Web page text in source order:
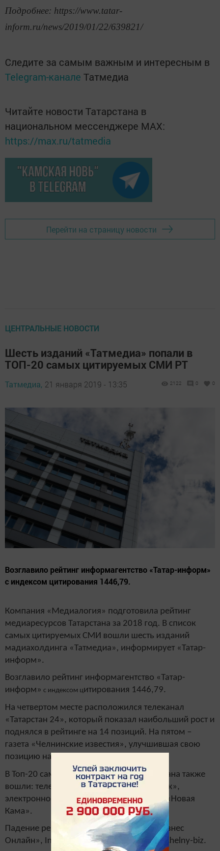
Подробнее: https://www.tatar-
inform.ru/news/2019/01/22/639821/
Следите за самым важным и интересным в
Telegram-канале Татмедиа
Читайте новости Татарстана в
национальном мессенджере MАХ:
https://max.ru/tatmedia
Перейти на страницу новости
ЦЕНТРАЛЬНЫЕ НОВОСТИ
Шесть изданий «Татмедиа» попали в
ТОП-20 самых цитируемых СМИ РТ
Татмедиа, 21 января 2019 - 13:35 2122 0 0
Возглавило рейтинг информагентство «Татар-информ»
с индексом цитирования 1446,79.
Компания «Медиалогия» подготовила рейтинг
медиаресурсов Татарстана за 2018 год. В список
самых цитируемых СМИ вошли шесть изданий
мадиахолдинга «Татмедиа», информирует «Татар-
информ».
Возглавило рейтинг информагентство «Татар-
информ» с индексом цитирования 1446,79.
На четвертом месте расположился телеканал
«Татарстан 24», который показал наибольший рост и
поднялся в рейтинге на 14 позиций. На пятом –
газета «Челнинские известия», улучшившая свою
позицию на 4 пункта.
В Топ-20 самых цитируемых СМИ Татарстана также
вошли: телекомпания «НТР – Нижнекамск»,
электронное издание «События», газета «Новая
Кама».
Падение рейтинга показали издания «Бизнес
Онлайн», Inkazan, Kazanfirst, Prokazan и Chelny-biz.